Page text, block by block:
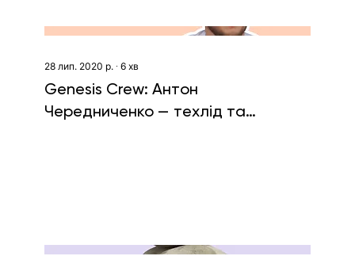
28 лип. 2020 р.∙ 6 хв
Genesis Crew: Антон
Чередниченко — техлід та